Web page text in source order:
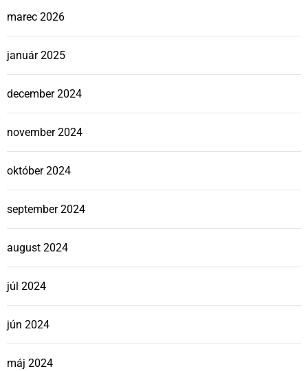
marec 2026
január 2025
december 2024
november 2024
október 2024
september 2024
august 2024
júl 2024
jún 2024
máj 2024